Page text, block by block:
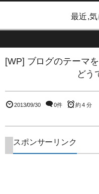
最近,
[WP] ブログのテーマ
どう
2013/09/30 0件 約 4 分
スポンサーリンク